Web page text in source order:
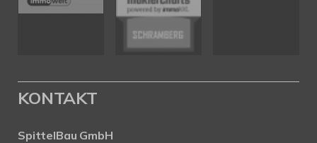
KONTAKT
SpittelBau GmbH